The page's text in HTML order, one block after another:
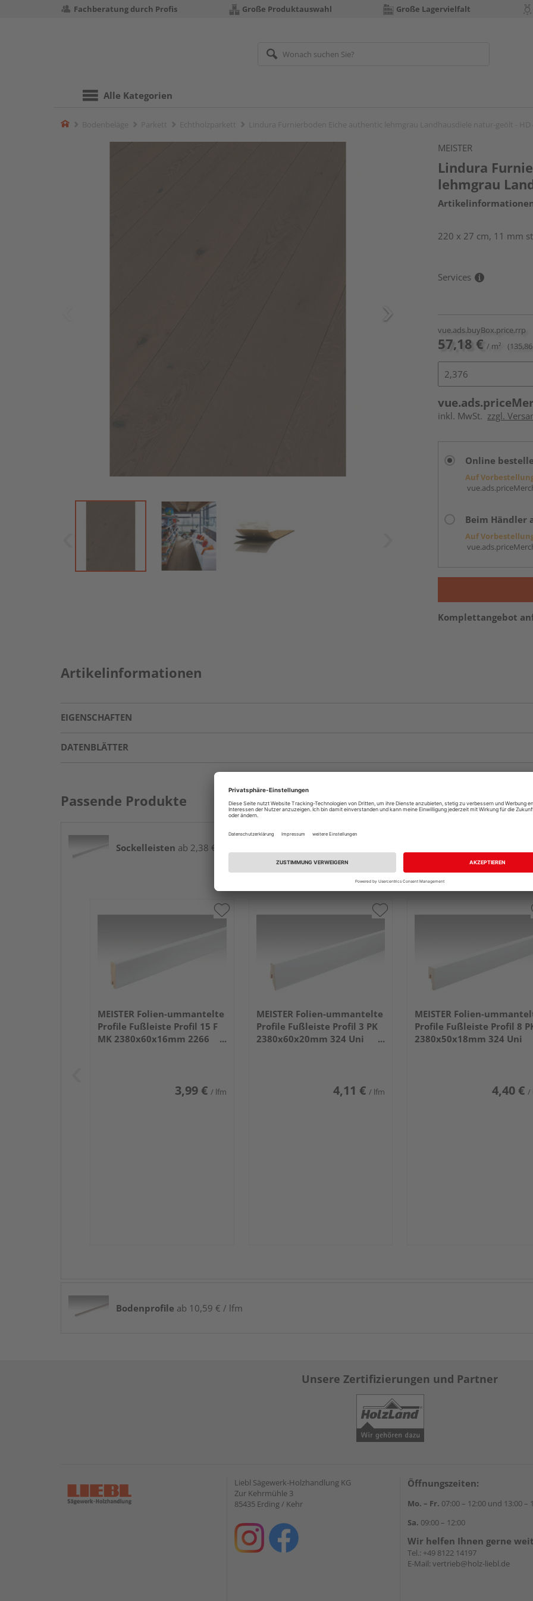
Fachberatung durch Profis Große Produktauswahl Große Lagervielfalt
Alle Kategorien
Home
MEISTER
Lindura
lehmgrau
220 x 27 cm, 11 mm
Services
vue.ads.buyBox.price.rrp
57,18 € / m²
inkl. MwSt. zzgl.
Online
Auf
Beim Händler
Auf
Komplettangebot
Artikelinformationen
EIGENSCHAFTEN
DATENBLÄTTER
Passende Produkte
Sockelleisten ab 2,38 € / lfm
MEISTER Folien-ummantelte
Profile Fußleiste Profil 15 F
MK 2380x60x16mm 2266
3,99 € / lfm
MEISTER Folien-ummantelte
Profile Fußleiste Profil 3 PK
2380x60x20mm 324 Uni
4,11 € / lfm
MEISTER Folien-
Profile Fußleiste Profil 8
2380x50x18mm 324 Uni
4,40 € /
Bodenprofile ab 10,59 € / lfm
Unsere Zertifizierungen und Partner
Liebl Sägewerk-Holzhandlung KG
Zur Kehrmühle 3
85435 Erding / Kehr
Öffnungszeiten:
Mo. – Fr. 07:00 – 12:00 und 13:00 –
Sa. 09:00 – 12:00
Wir helfen Ihnen gerne
Tel.: +49 8122 14197
E-Mail: vertrieb@holz-liebl.de